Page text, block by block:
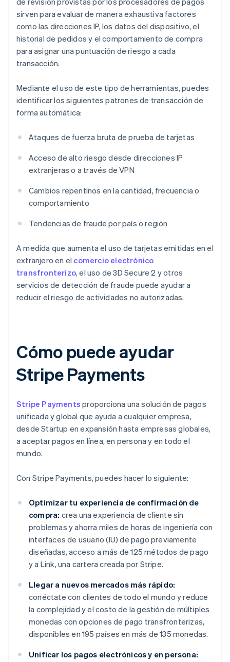
sirven para evaluar de manera exhaustiva factores
como las direcciones IP, los datos del dispositivo, el
historial de pedidos y el comportamiento de compra
para asignar una puntuación de riesgo a cada
transacción.
Mediante el uso de este tipo de herramientas, puedes
identificar los siguientes patrones de transacción de
forma automática:
Ataques de fuerza bruta de prueba de tarjetas
Acceso de alto riesgo desde direcciones IP
extranjeras o a través de VPN
Cambios repentinos en la cantidad, frecuencia o
comportamiento
Tendencias de fraude por país o región
A medida que aumenta el uso de tarjetas emitidas en el
extranjero en el comercio electrónico
transfronterizo, el uso de 3D Secure 2 y otros
servicios de detección de fraude puede ayudar a
reducir el riesgo de actividades no autorizadas.
Cómo puede ayudar
Stripe Payments
Stripe Payments proporciona una solución de pagos
unificada y global que ayuda a cualquier empresa,
desde Startup en expansión hasta empresas globales,
a aceptar pagos en línea, en persona y en todo el
mundo.
Con Stripe Payments, puedes hacer lo siguiente:
Optimizar tu experiencia de confirmación de
compra: crea una experiencia de cliente sin
problemas y ahorra miles de horas de ingeniería con
interfaces de usuario (IU) de pago previamente
diseñadas, acceso a más de 125 métodos de pago
y a Link, una cartera creada por Stripe.
Llegar a nuevos mercados más rápido:
conéctate con clientes de todo el mundo y reduce
la complejidad y el costo de la gestión de múltiples
monedas con opciones de pago transfronterizas,
disponibles en 195 países en más de 135 monedas.
Unificar los pagos electrónicos y en persona: